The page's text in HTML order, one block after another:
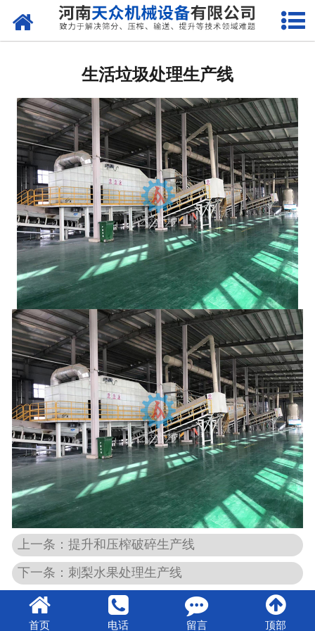
网站首页
新闻资讯
客户案例
现场视频
联系我们
生活垃圾处理生产线
上一条：提升和压榨破碎生产线
下一条：刺梨水果处理生产线
首页 电话 留言 顶部